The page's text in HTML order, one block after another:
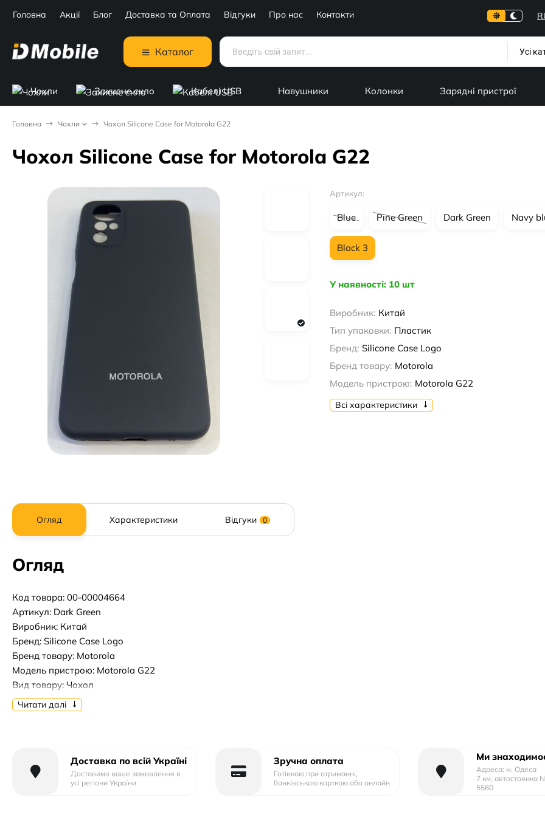
Головна Акції Блог Доставка та Оплата Відгуки Про нас Контакти
Каталог Усі
Чохли Захисне скло Кабелі USB Навушники Колонки Зарядні пристрої
Головна Чохли Чохол Silicone Case for Motorola G22
Чохол Silicone Case for Motorola G22
Артикул:
Blue Pine Green Dark Green Navy
Black 3
У наявності: 10 шт
Виробник: Китай
Тип упаковки: Пластик
Бренд: Silicone Case Logo
Бренд товару: Motorola
Модель пристрою: Motorola G22
Всі характеристики
Огляд Характеристики Відгуки 0
Огляд
Код товара: 00-00004664
Артикул: Dark Green
Виробник: Китай
Бренд: Silicone Case Logo
Бренд товару: Motorola
Модель пристрою: Motorola G22
Вид товару: Чохол
Форм-фактор: Накладка
Тип матеріалу: Силікон
Читати далі
Доставка по всій Україні
Доставимо ваше замовлення в
усі регіони України
Зручна оплата
Готівкою при отриманні,
банківською карткою або онлайн
Ми
Адреса: м. Одеса
7 км, автостоянка
5560